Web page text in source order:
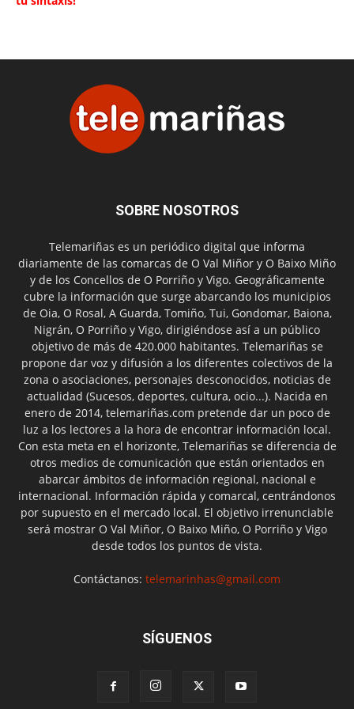
SOBRE NOSOTROS
Telemariñas es un periódico digital que informa
diariamente de las comarcas de O Val Miñor y O Baixo Miño
y de los Concellos de O Porriño y Vigo. Geográficamente
cubre la información que surge abarcando los municipios
de Oia, O Rosal, A Guarda, Tomiño, Tui, Gondomar, Baiona,
Nigrán, O Porriño y Vigo, dirigiéndose así a un público
objetivo de más de 420.000 habitantes. Telemariñas se
propone dar voz y difusión a los diferentes colectivos de la
zona o asociaciones, personajes desconocidos, noticias de
actualidad (Sucesos, deportes, cultura, ocio...). Nacida en
enero de 2014, telemariñas.com pretende dar un poco de
luz a los lectores a la hora de encontrar información local.
Con esta meta en el horizonte, Telemariñas se diferencia de
otros medios de comunicación que están orientados en
abarcar ámbitos de información regional, nacional e
internacional. Información rápida y comarcal, centrándonos
por supuesto en el mercado local. El objetivo irrenunciable
será mostrar O Val Miñor, O Baixo Miño, O Porriño y Vigo
desde todos los puntos de vista.
Contáctanos: telemarinhas@gmail.com
SÍGUENOS